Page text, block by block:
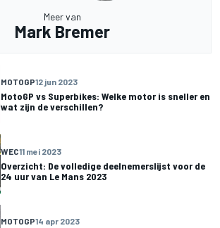
Meer van
Mark Bremer
MOTOGP12 jun 2023
MotoGP vs Superbikes: Welke motor is sneller en
wat zijn de verschillen?
WEC11 mei 2023
Overzicht: De volledige deelnemerslijst voor de
24 uur van Le Mans 2023
MOTOGP14 apr 2023